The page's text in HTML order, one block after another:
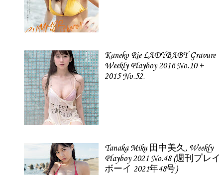
Kaneko Rie LADYBABY Gravure
Weekly Playboy 2016 No.10 +
2015 No.52.
Tanaka Miku 田中美久, Weekly
Playboy 2021 No.48 (週刊プレイ
ボーイ 2021年48号)